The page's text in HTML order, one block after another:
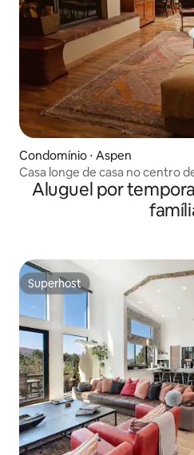
Condomínio ⋅ Aspen
Casa longe de casa no centro
Aluguel por
Superhost
Superhost